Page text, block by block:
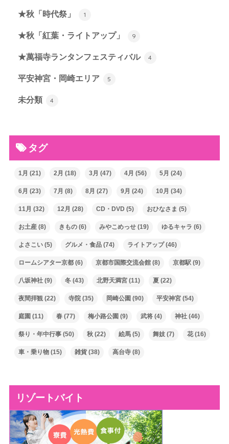
★秋「時代祭」 1
★秋「紅葉・ライトアップ」 9
★萬福寺ランタンフェスティバル 4
平安神宮・岡崎エリア 5
未分類 4
タグ
1月 (21) 2月 (18) 3月 (47) 4月 (56) 5月 (24)
6月 (23) 7月 (8) 8月 (27) 9月 (24) 10月 (34)
11月 (32) 12月 (28) CD・DVD (5) おひなさま (5)
お土産(8) きもの(6) みやこめっせ(19) ゆるキャラ (6)
よさこい(5) グルメ・食品(74) ライトアップ(46)
ロームシアター京都(6) 京都市国際交流会館(8) 京都駅(9)
八坂神社(9) 冬(43) 北野天満宮(11) 夏(22)
夜間拝観(22) 寺院(35) 岡崎公園 (90) 平安神宮(54)
庭園 (11) 春(77) 梅小路公園 (9) 武将(4) 神社(46)
祭り・年中行事(50) 秋(22) 絵馬(5) 舞妓(7) 花(16)
車・乗り物(15) 雑貨(38) 高台寺(8)
リゾートバイト